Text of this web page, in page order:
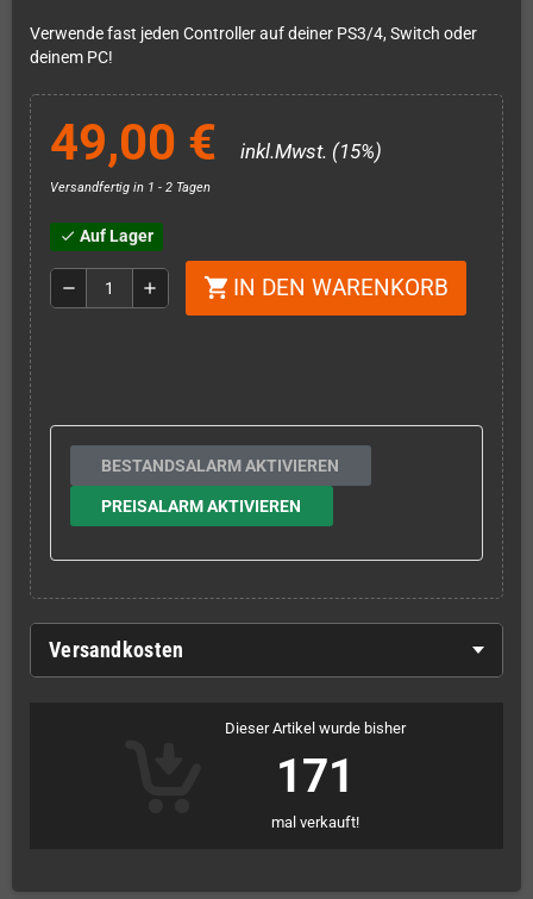
Verwende fast jeden Controller auf deiner PS3/4, Switch oder
deinem PC!
49,00 € inkl.Mwst. (15%)
Versandfertig in 1 - 2 Tagen
check Auf Lager
remove add shopping_cart IN DEN WARENKORB
BESTANDSALARM AKTIVIEREN
PREISALARM AKTIVIEREN
Versandkosten
Dieser Artikel wurde bisher
171
mal verkauft!